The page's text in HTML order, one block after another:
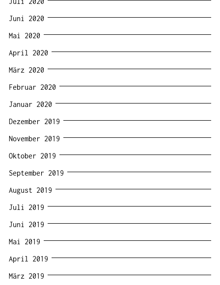
Juni 2020
Mai 2020
April 2020
März 2020
Februar 2020
Januar 2020
Dezember 2019
November 2019
Oktober 2019
September 2019
August 2019
Juli 2019
Juni 2019
Mai 2019
April 2019
März 2019